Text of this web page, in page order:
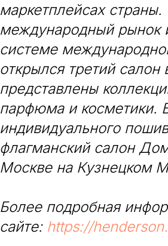
маркетплейсах
международный рынок
системе
открылся третий салон
представлены
парфюма и косметики.
индивидуального
флагманский салон
Москве на Кузнецком
Более подробная
сайте: https://